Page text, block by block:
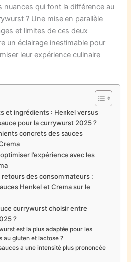
nuances qui font la différence au
? Une mise en parallèle
et limites de ces deux
un éclairage inestimable pour
leur expérience culinaire
et ingrédients : Henkel versus
pour la currywurst 2025 ?
concrets des sauces
l’expérience avec les
des consommateurs :
Henkel et Crema sur le
currywurst choisir entre
?
est la plus adaptée pour les
au gluten et lactose ?
a une intensité plus prononcée